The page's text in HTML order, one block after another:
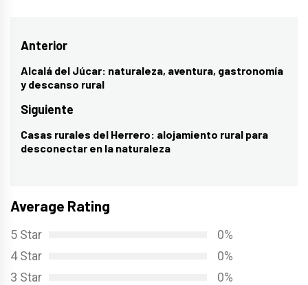
Navegación
de
entradas
Anterior
Entrada
anterior:
Alcalá del Júcar: naturaleza, aventura, gastronomía
y descanso rural
Siguiente
Entrada
siguiente:
Casas rurales del Herrero: alojamiento rural para
desconectar en la naturaleza
Average Rating
5 Star
0%
4 Star
0%
3 Star
0%